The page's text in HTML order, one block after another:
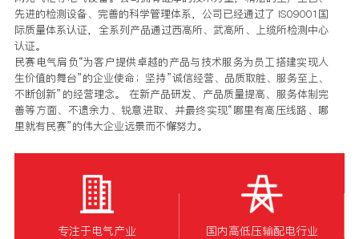
先进的检测设备、完善的科学管理体系，公司已经通过了 IS09001国
际质量体系认证，全系列产品通过西高所、武高所、上缆所检测中心
认证。
民赛电气肩负“为客户提供卓越的产品与技术服务为员工搭建实现人
生价值的舞台”的企业使命；坚持”诚信经营、品质取胜、服务至上、
不断创新”的经营理念。 在新产品研发、产品质量提高、服务体制完
善等方面、不遗余力、锐意进取、并最终实现“哪里有高压线路、哪
里就有民赛”的伟大企业远景而不懈努力。
专注于电气产业
国内高低压输配电行业